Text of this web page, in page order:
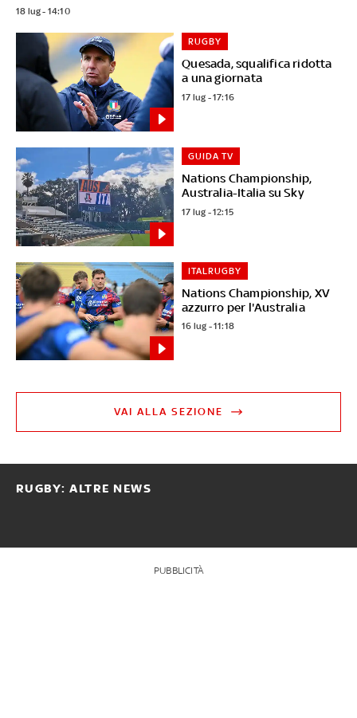
18 lug - 14:10
Quesada, squalifica ridotta
a una giornata
RUGBY
17 lug - 17:16
Nations Championship,
Australia-Italia su Sky
GUIDA TV
17 lug - 12:15
Nations Championship, XV
azzurro per l'Australia
ITALRUGBY
16 lug - 11:18
VAI ALLA SEZIONE
RUGBY: ALTRE NEWS
PUBBLICITÀ